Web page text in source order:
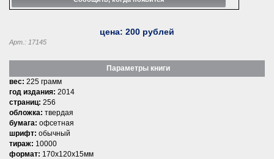
цена: 200 рублей
Арт.: 17145
Параметры книги
вес: 225 грамм
год издания: 2014
страниц: 256
обложка: твердая
бумага: офсетная
шрифт: обычный
тираж: 10000
формат: 170x120x15мм